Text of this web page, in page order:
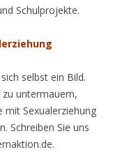
Schulprojekte.
selbst ein Bild.
untermauern,
mit Sexualerziehung
Schreiben Sie uns